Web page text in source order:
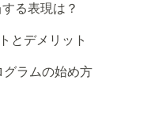
る表現は？
とデメリット
ラムの始め方